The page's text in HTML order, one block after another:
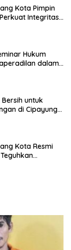
Kota Pimpin
Integritas
Hukum
dalam
untuk
di Cipayung
Kota Resmi